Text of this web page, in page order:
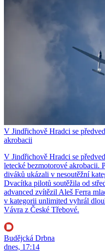
V Jindřichově Hradci se
akrobacii
V Jindřichově Hradci se
letecké bezmotorové akrobacii.
diváků ukázali v nesoutěžní
Dvacítka pilotů soutěžila od
advanced zvítězil Aleš Ferra
v kategorii unlimited vyhrál
Vávra z České Třebové.
Budějcká Drbna
dnes, 17:14